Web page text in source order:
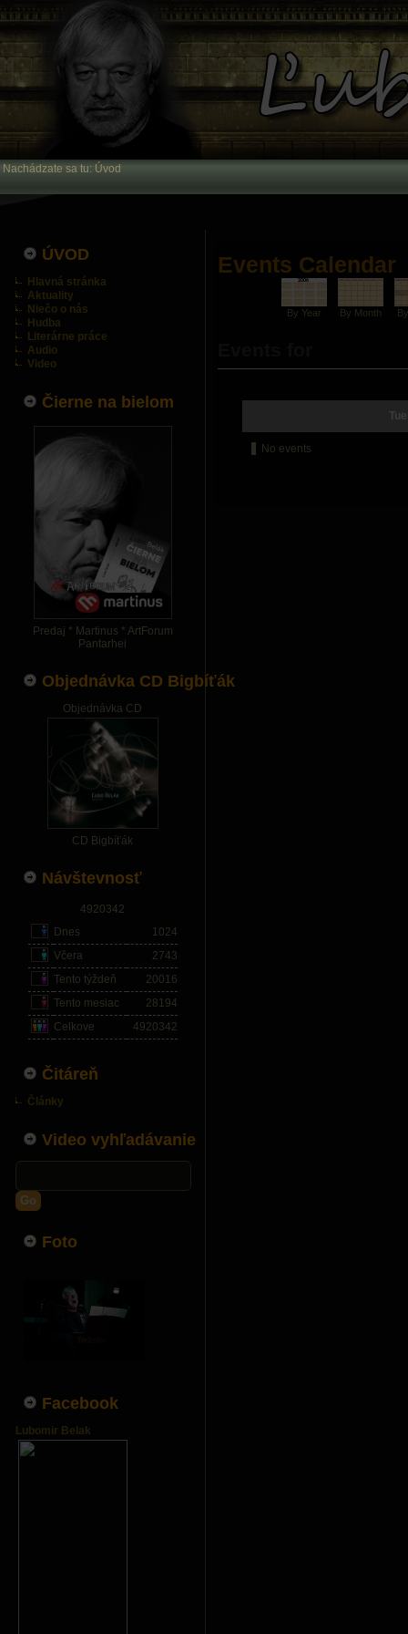
Nachádzate sa tu: Úvod
ÚVOD
Hlavná stránka
Aktuality
Niečo o nás
Hudba
Literárne práce
Audio
Video
Čierne na bielom
Predaj * Martinus * ArtForum
Pantarhei
Objednávka CD Bigbíťák
Objednávka CD
CD Bigbíťák
Návštevnosť
4920342
Dnes
1024
Včera
2743
Tento týždeň
20016
Tento mesiac
28194
Celkove
4920342
Čitáreň
Články
Video vyhľadávanie
Go
Foto
Facebook
Lubomir Belak
Events Calendar
By Year By Month
No events